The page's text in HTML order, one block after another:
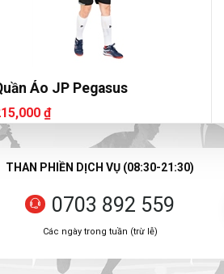
Áo JP Pegasus
₫
THAN PHIỀN DỊCH VỤ (08:30-21:30)
0703 892 559
Các ngày trong tuần (trừ lễ)